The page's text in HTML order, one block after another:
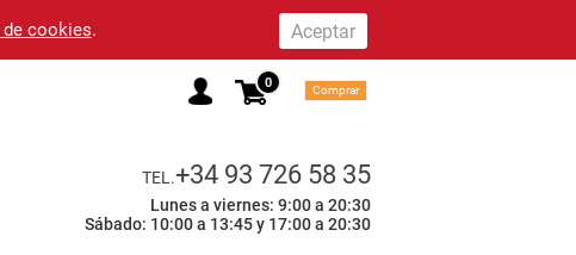
cookies.
0 Comprar
TEL.+34 93 726 58 35
Lunes a viernes: 9:00 a 20:30
Sábado: 10:00 a 13:45 y 17:00 a 20:30